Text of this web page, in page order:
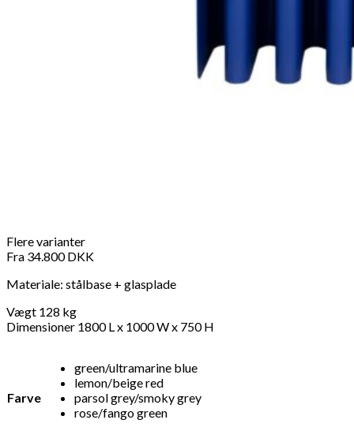
Flere varianter
Fra 34.800DKK
Materiale: stålbase + glasplade
Vægt 128 kg
Dimensioner 1800 L x 1000 W x 750 H
Farve
green/ultramarine blue
lemon/beige red
parsol grey/smoky grey
rose/fango green